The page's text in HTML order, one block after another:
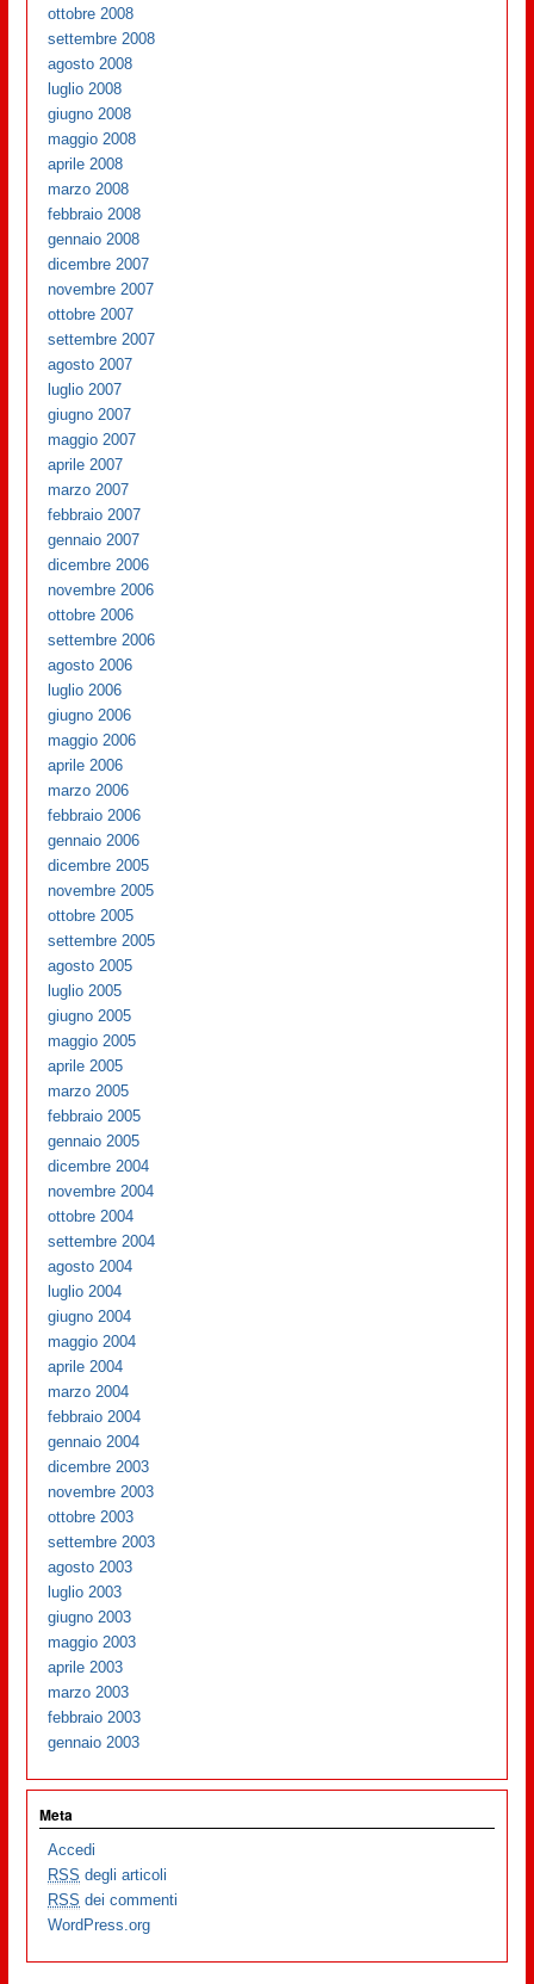
ottobre 2008
settembre 2008
agosto 2008
luglio 2008
giugno 2008
maggio 2008
aprile 2008
marzo 2008
febbraio 2008
gennaio 2008
dicembre 2007
novembre 2007
ottobre 2007
settembre 2007
agosto 2007
luglio 2007
giugno 2007
maggio 2007
aprile 2007
marzo 2007
febbraio 2007
gennaio 2007
dicembre 2006
novembre 2006
ottobre 2006
settembre 2006
agosto 2006
luglio 2006
giugno 2006
maggio 2006
aprile 2006
marzo 2006
febbraio 2006
gennaio 2006
dicembre 2005
novembre 2005
ottobre 2005
settembre 2005
agosto 2005
luglio 2005
giugno 2005
maggio 2005
aprile 2005
marzo 2005
febbraio 2005
gennaio 2005
dicembre 2004
novembre 2004
ottobre 2004
settembre 2004
agosto 2004
luglio 2004
giugno 2004
maggio 2004
aprile 2004
marzo 2004
febbraio 2004
gennaio 2004
dicembre 2003
novembre 2003
ottobre 2003
settembre 2003
agosto 2003
luglio 2003
giugno 2003
maggio 2003
aprile 2003
marzo 2003
febbraio 2003
gennaio 2003
Meta
Accedi
RSS degli articoli
RSS dei commenti
WordPress.org